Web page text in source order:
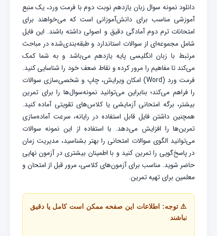
دانلود نمونه سوال زبان یازدهم نوبت دوم با فرمت ورد، یک منبع
آموزشی مناسب برای دانش‌آموزانی است که می‌خواهند برای
امتحانات ترم دوم آمادگی دقیق و اصولی داشته باشند. این فایل
شامل مجموعه‌ای از سوالات استاندارد و طبقه‌بندی‌شده در مباحث
مرتبط با زبان انگلیسی پایه یازدهم می‌باشد و به شما کمک
می‌کند تا مفاهیم را مرور کرده و نقاط ضعف خود را شناسایی کنید.
فرمت ورد (Word) امکان ویرایش، چاپ و شخصی‌سازی سوالات
را فراهم می‌کند؛ بنابراین می‌توانید نمونه‌سوال‌ها را برای تمرین
بیشتر، برگه امتحانی آزمایشی یا کلاس‌های تقویتی آماده کنید.
همچنین داشتن فایل قابل استفاده در رایانه، سرعت آماده‌سازی
تمرین‌ها را افزایش می‌دهد. با استفاده از این نمونه سوالات
می‌توانید الگوی سوالات امتحانی را بهتر بشناسید، مدیریت زمان
در پاسخ‌گویی را تمرین کنید و با اطمینان بیشتری در آزمون نهایی
حاضر شوید. مناسب برای آزمون‌های کلاسی، مرور قبل از امتحان و
معلمین برای تهیه تمرین.
⚠️ توجه: اطلاعات این صفحه ممکن است کامل یا دقیق
نباشند